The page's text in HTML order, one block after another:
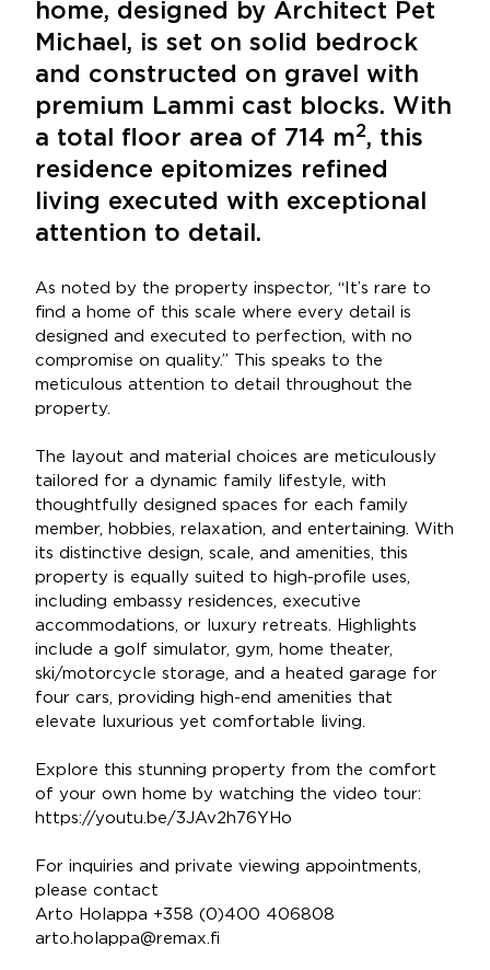
home, designed by Architect Pet
Michael, is set on solid bedrock
and constructed on gravel with
premium Lammi cast blocks. With
a total floor area of 714 m2, this
residence epitomizes refined
living executed with exceptional
attention to detail.
As noted by the property inspector, “It’s rare to
find a home of this scale where every detail is
designed and executed to perfection, with no
compromise on quality.” This speaks to the
meticulous attention to detail throughout the
property.
The layout and material choices are meticulously
tailored for a dynamic family lifestyle, with
thoughtfully designed spaces for each family
member, hobbies, relaxation, and entertaining. With
its distinctive design, scale, and amenities, this
property is equally suited to high-profile uses,
including embassy residences, executive
accommodations, or luxury retreats. Highlights
include a golf simulator, gym, home theater,
ski/motorcycle storage, and a heated garage for
four cars, providing high-end amenities that
elevate luxurious yet comfortable living.
Explore this stunning property from the comfort
of your own home by watching the video tour:
https://youtu.be/3JAv2h76YHo
For inquiries and private viewing appointments,
please contact
Arto Holappa +358 (0)400 406808
arto.holappa@remax.fi